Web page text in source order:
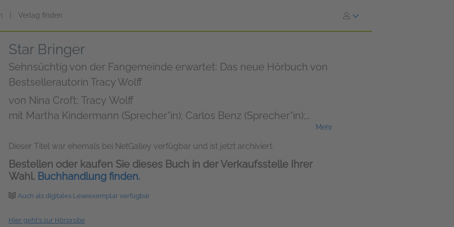
Verlag finden
Star Bringer
Sehnsüchtig von der Fangemeinde erwartet: Das neue Hörbuch von
Bestsellerautorin Tracy Wolff
von Nina Croft; Tracy Wolff
mit Martha Kindermann (Sprecher*in); Carlos Benz (Sprecher*in);
Mehr
Dieser Titel war ehemals bei NetGalley verfügbar und ist jetzt archiviert.
Bestellen oder kaufen Sie dieses Buch in der Verkaufsstelle Ihrer
Wahl. Buchhandlung finden.
Auch als digitales Leseexemplar verfügbar
Hier geht's zur Hörprobe